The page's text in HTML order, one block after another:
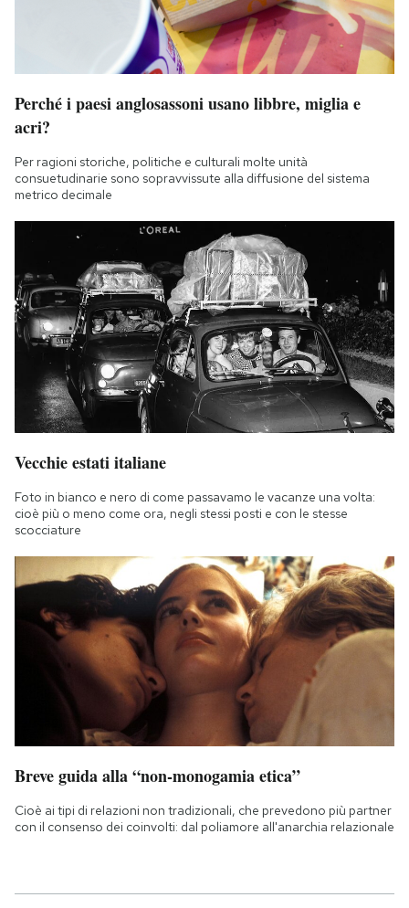
Perché i paesi anglosassoni usano libbre, miglia e
acri?
Per ragioni storiche, politiche e culturali molte unità
consuetudinarie sono sopravvissute alla diffusione del sistema
metrico decimale
Vecchie estati italiane
Foto in bianco e nero di come passavamo le vacanze una volta:
cioè più o meno come ora, negli stessi posti e con le stesse
scocciature
Breve guida alla “non-monogamia etica”
Cioè ai tipi di relazioni non tradizionali, che prevedono più partner
con il consenso dei coinvolti: dal poliamore all'anarchia relazionale